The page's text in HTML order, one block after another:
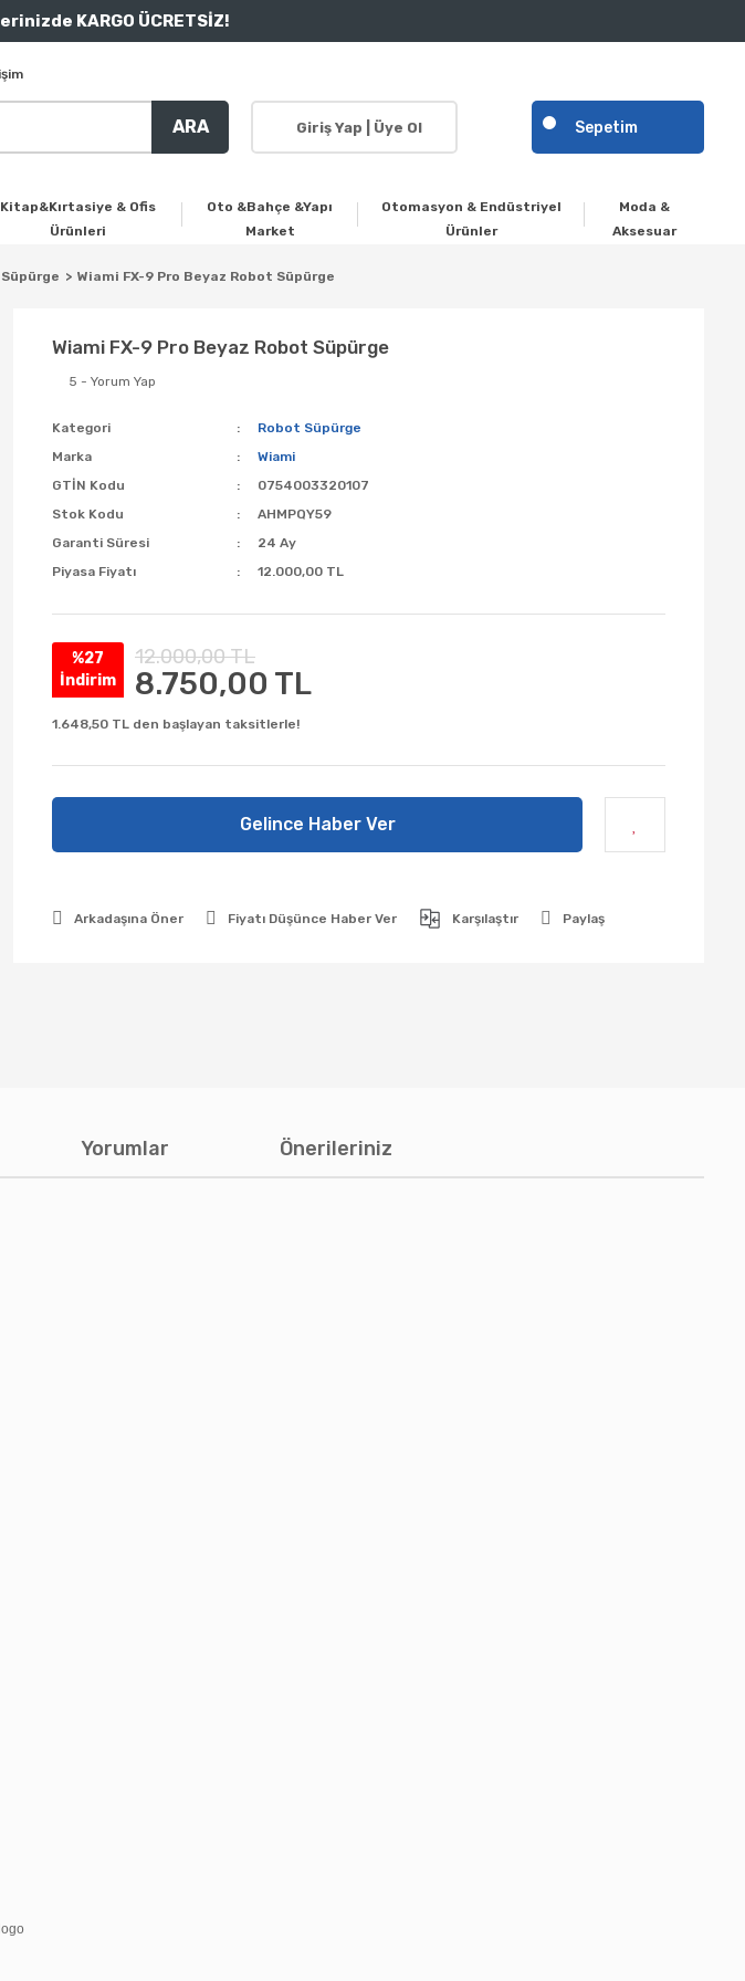
KARGO ÜCRETSİZ!
ARA Giriş Yap | Üye Ol Sepetim
Kitap&Kırtasiye & Ofis
Ürünleri
Oto &Bahçe &Yapı
Market
Otomasyon & Endüstriyel
Ürünler
Moda &
Aksesuar
Wiami FX-9 Pro Beyaz Robot Süpürge
Wiami FX-9 Pro Beyaz Robot Süpürge
5 - Yorum Yap
Kategori
Robot Süpürge
Marka
Wiami
GTİN Kodu
0754003320107
Stok Kodu
AHMPQY59
Garanti Süresi
24 Ay
Piyasa Fiyatı
12.000,00 TL
%27
İndirim
12.000,00 TL
8.750,00 TL
1.648,50 TL den başlayan taksitlerle!
Gelince Haber Ver
Arkadaşına Öner Fiyatı Düşünce Haber Ver Karşılaştır Paylaş
Yorumlar Önerileriniz